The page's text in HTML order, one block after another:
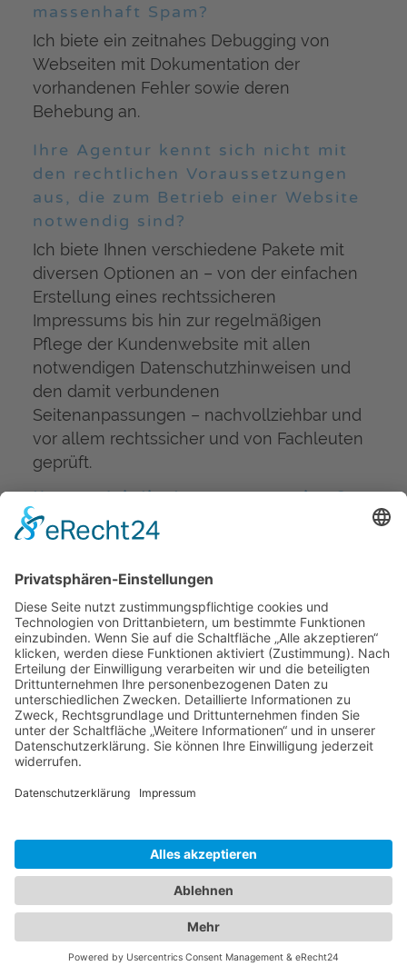
massenhaft Spam?
Ich biete ein zeitnahes Debugging von
Webseiten mit Dokumentation der
vorhandenen Fehler sowie deren
Behebung an.
Ihre Agentur kennt sich nicht mit
den rechtlichen Voraussetzungen
aus, die zum Betrieb einer Website
notwendig sind?
Ich biete Ihnen verschiedene Pakete mit
diversen Optionen an – von der einfachen
Erstellung eines rechtssicheren
Impressums bis hin zur regelmäßigen
Pflege der Kundenwebsite mit allen
notwendigen Datenschutzhinweisen und
den damit verbundenen
Seitenanpassungen – nachvollziehbar und
vor allem rechtssicher und von Fachleuten
geprüft.
Konnte ich Ihr Interesse wecken?
Rufen Sie mich an
Siehier.
binaco
D-52078 Aachen
szagunn@binaco.de
Kontakt Impressum Datenschutz AGB